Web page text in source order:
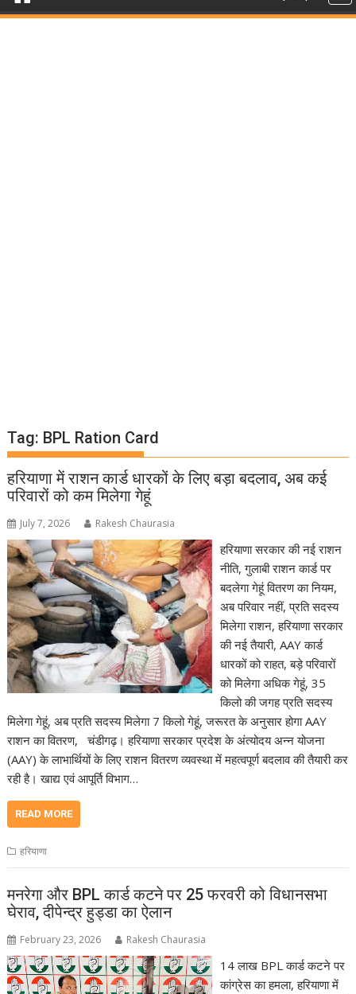
Tag: BPL Ration Card
हरियाणा में राशन कार्ड धारकों के लिए बड़ा बदलाव, अब कई
परिवारों को कम मिलेगा गेहूं
July 7, 2026 Rakesh Chaurasia
हरियाणा सरकार की नई राशन
नीति, गुलाबी राशन कार्ड पर
बदलेगा गेहूं वितरण का नियम,
अब परिवार नहीं, प्रति सदस्य
मिलेगा राशन, हरियाणा सरकार
की नई तैयारी, AAY कार्ड
धारकों को राहत, बड़े परिवारों
को मिलेगा अधिक गेहूं, 35
किलो की जगह प्रति सदस्य
मिलेगा गेहूं, अब प्रति सदस्य मिलेगा 7 किलो गेहूं, जरूरत के अनुसार होगा AAY
राशन का वितरण, चंडीगढ़। हरियाणा सरकार प्रदेश के अंत्योदय अन्न योजना
(AAY) के लाभार्थियों के लिए राशन वितरण व्यवस्था में महत्वपूर्ण बदलाव की तैयारी कर
रही है। खाद्य एवं आपूर्ति विभाग…
READ MORE
हरियाणा
मनरेगा और BPL कार्ड कटने पर 25 फरवरी को विधानसभा
घेराव, दीपेन्द्र हुड्डा का ऐलान
February 23, 2026 Rakesh Chaurasia
14 लाख BPL कार्ड कटने पर
कांग्रेस का हमला, हरियाणा में